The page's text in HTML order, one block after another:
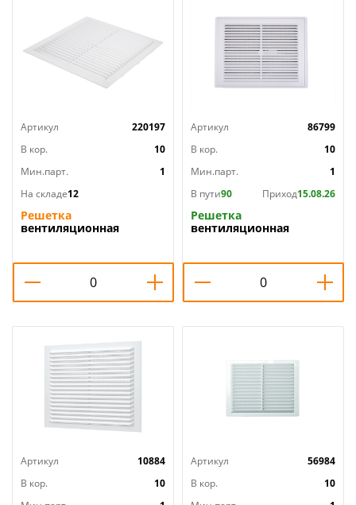
Артикул
220197
В кор.
10
Мин.парт.
1
На складе12
Решетка
вентиляционная
жал. Э1919H Эвент
Артикул
86799
В кор.
10
Мин.парт.
1
В пути90 Приход15.08.26
Решетка
вентиляционная
жал. Э1919Р Эвент, 1/100
Артикул
10884
В кор.
10
Артикул
56984
В кор.
10